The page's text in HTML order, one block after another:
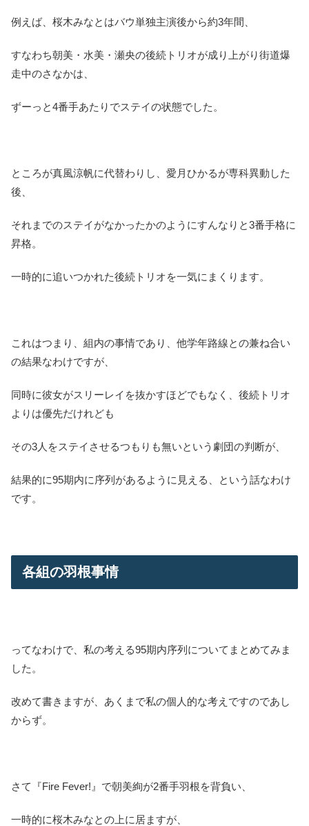
例えば、桜木みなとはバウ単独主演後から約3年間、
すなわち朝美・水美・瀬央の後続トリオが成り上がり街道爆
走中のさなかは、
ずーっと4番手あたりでステイの状態でした。
ところが真風涼帆に代替わりし、愛月ひかるが専科異動した
後、
それまでのステイがなかったかのようにすんなりと3番手格に
昇格。
一時的に追いつかれた後続トリオを一気にまくります。
これはつまり、組内の事情であり、他学年路線との兼ね合い
の結果なわけですが、
同時に彼女がスリーレイを抜かすほどでもなく、後続トリオ
よりは優先だけれども
その3人をステイさせるつもりも無いという劇団の判断が、
結果的に95期内に序列があるように見える、という話なわけ
です。
各組の羽根事情
ってなわけで、私の考える95期内序列についてまとめてみま
した。
改めて書きますが、あくまで私の個人的な考えですのであし
からず。
さて『Fire Fever!』で朝美絢が2番手羽根を背負い、
一時的に桜木みなとの上に居ますが、